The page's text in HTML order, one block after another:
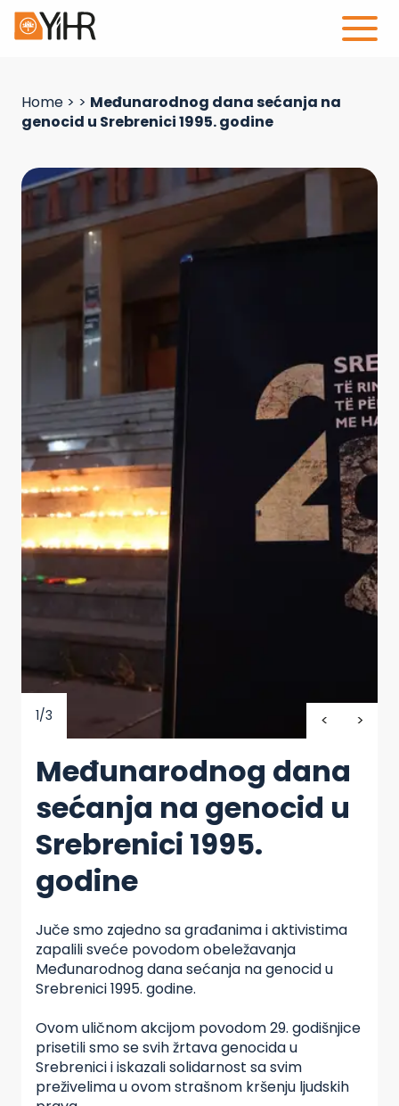
Home > > Međunarodnog dana sećanja na
genocid u Srebrenici 1995. godine
1/3
Međunarodnog dana
sećanja na genocid u
Srebrenici 1995.
godine
Juče smo zajedno sa građanima i aktivistima
zapalili sveće povodom obeležavanja
Međunarodnog dana sećanja na genocid u
Srebrenici 1995. godine.
Ovom uličnom akcijom povodom 29. godišnjice
prisetili smo se svih žrtava genocida u
Srebrenici i iskazali solidarnost sa svim
preživelima u ovom strašnom kršenju ljudskih